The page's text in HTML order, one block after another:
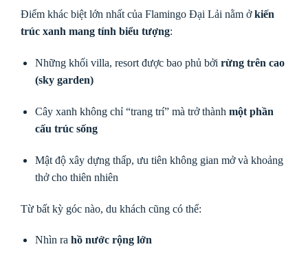
Điểm khác biệt lớn nhất của Flamingo Đại Lải nằm ởkiến
trúc xanh mang tính biểu tượng:
Những khối villa, resort được bao phủ bởi rừng trên cao
(sky garden)
Cây xanh không chỉ “trang trí” mà trở thành một phần
cấu trúc sống
Mật độ xây dựng thấp, ưu tiên không gian mở và khoảng
thở cho thiên nhiên
Từ bất kỳ góc nào, du khách cũng có thể:
Nhìn ra hồ nước rộng lớn